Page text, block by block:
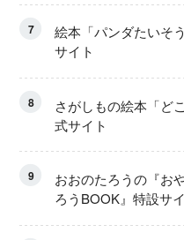
7
絵本「パンダたい
サイト
8
さがしもの絵本「
式サイト
9
おおのたろうの『お
ろうBOOK』特設サ